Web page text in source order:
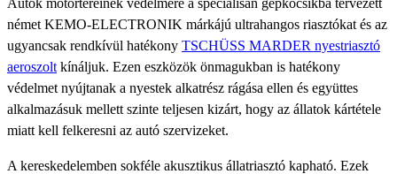
német KEMO-ELECTRONIK márkájú ultrahangos riasztókat és az
ugyancsak rendkívül hatékony TSCHÜSS MARDER nyestriasztó
aeroszolt kínáljuk. Ezen eszközök önmagukban is hatékony
védelmet nyújtanak a nyestek alkatrész rágása ellen és együttes
alkalmazásuk mellett szinte teljesen kizárt, hogy az állatok kártétele
miatt kell felkeresni az autó szervizeket.
A kereskedelemben sokféle akusztikus állatriasztó kapható. Ezek